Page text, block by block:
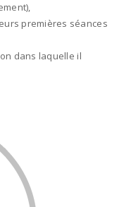
premières séances
dans laquelle il